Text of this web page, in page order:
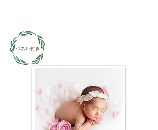
​パネル付き！